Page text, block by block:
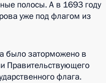
полосы. А в 1693 году
уже под флагом из
было заторможено в
Правительствующего
флага.